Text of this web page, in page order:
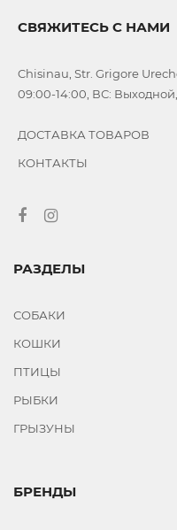
СВЯЖИТЕСЬ С НАМИ
Chisinau, Str. Grigore
09:00-14:00, ВС: Выходной,
ДОСТАВКА ТОВАРОВ
КОНТАКТЫ
РАЗДЕЛЫ
СОБАКИ
КОШКИ
ПТИЦЫ
РЫБКИ
ГРЫЗУНЫ
БРЕНДЫ